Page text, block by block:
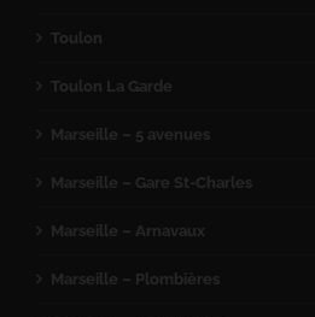
Toulon
Toulon La Garde
Marseille – 5 avenues
Marseille – Gare St-Charles
Marseille – Arnavaux
Marseille – Plombières